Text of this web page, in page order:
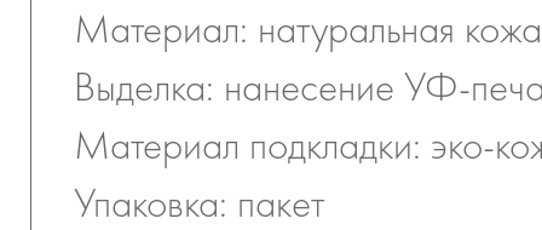
Материал: натуральная кожа
Выделка: нанесение УФ-
Материал подкладки: эко-
Упаковка: пакет